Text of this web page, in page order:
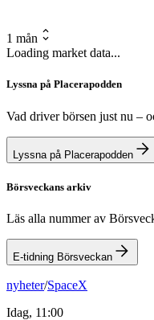
1 mån
Loading market data...
Lyssna på Placerapodden
Vad driver börsen just nu –
Lyssna på Placerapodden
Börsveckans arkiv
Läs alla nummer av
E-tidning Börsveckan
nyheter/SpaceX
Idag, 11:00